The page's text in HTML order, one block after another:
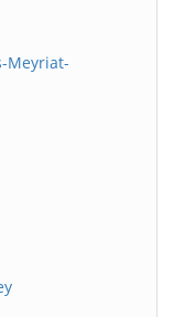
Meyriat-